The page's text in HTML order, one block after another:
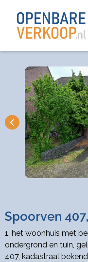
Spoorven
1. het woonhuis met
ondergrond en tuin,
407, kadastraal